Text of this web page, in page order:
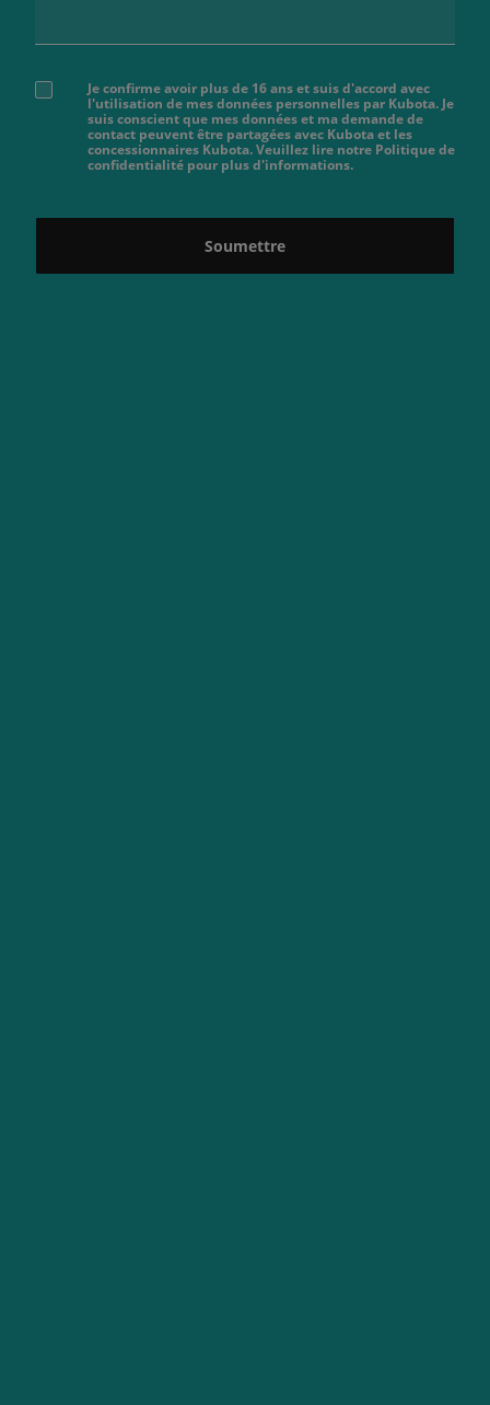
Je confirme avoir plus de 16 ans et suis d'accord avec
l'utilisation de mes données personnelles par Kubota. Je
suis conscient que mes données et ma demande de
contact peuvent être partagées avec Kubota et les
concessionnaires Kubota. Veuillez lire notre Politique de
confidentialité pour plus d'informations.
Soumettre